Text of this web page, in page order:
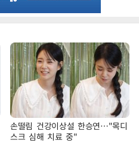
손떨림 건강이상설 한승연…"목디
스크 심해 치료 중"